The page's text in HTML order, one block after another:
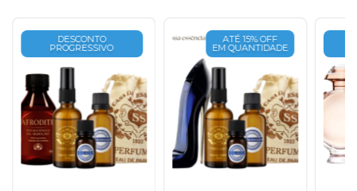
DESCONTO
PROGRESSIVO
ATÉ 15% OFF
EM QUANTIDADE